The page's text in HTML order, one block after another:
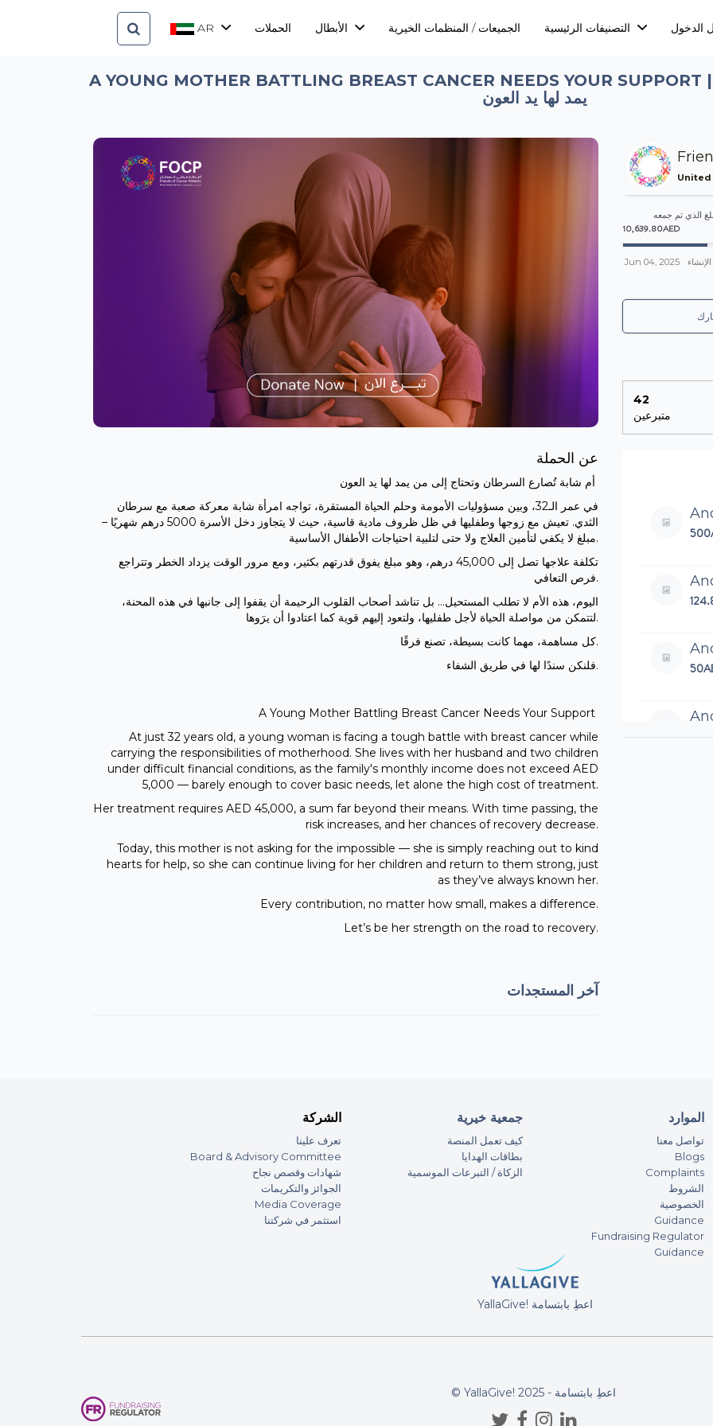
AR الحملات الجميعات / المنظمات الخيرية الدخول
A YOUNG MOTHER BATTLING BREAST CANCER NEEDS YOUR SUPPORT | أم شابة تُصارع السرطان وتحتاج إلى من
يمد لها يد العون
عن الحملة
في عمر الـ32، وبين مسؤوليات الأمومة وحلم الحياة المستقرة، تواجه امرأة شابة معركة صعبة مع سرطان
الثدي. تعيش مع زوجها وطفليها في ظل ظروف مادية قاسية، حيث لا يتجاوز دخل الأسرة 5000 درهم شهريًا –
مبلغ لا يكفي لتأمين العلاج ولا حتى لتلبية احتياجات الأطفال الأساسية.
تكلفة علاجها تصل إلى 45,000 درهم، وهو مبلغ يفوق قدرتهم بكثير، ومع مرور الوقت يزداد الخطر وتتراجع
فرص التعافي.
اليوم، هذه الأم لا تطلب المستحيل... بل تناشد أصحاب القلوب الرحيمة أن يقفوا إلى جانبها في هذه المحنة،
لتتمكن من مواصلة الحياة لأجل طفليها، ولتعود إليهم قوية كما اعتادوا أن يرَوها.
كل مساهمة، مهما كانت بسيطة، تصنع فرقًا.
فلنكن سندًا لها في طريق الشفاء.
A Young Mother Battling Breast Cancer Needs Your Support
At just 32 years old, a young woman is facing a tough battle with breast cancer while
carrying the responsibilities of motherhood. She lives with her husband and two children
under difficult financial conditions, as the family's monthly income does not exceed AED
5,000 — barely enough to cover basic needs, let alone the high cost of treatment.
Her treatment requires AED 45,000, a sum far beyond their means. With time passing, the
risk increases, and her chances of recovery decrease.
Today, this mother is not asking for the impossible — she is simply reaching out to kind
hearts for help, so she can continue living for her children and return to them strong, just
as they’ve always known her.
Every contribution, no matter how small, makes a difference.
Let’s be her strength on the road to recovery.
آخر المستجدات
United
الذي تم جمعه
10,639.80AED
Jun 04, 2025
42
متبرعين
الشركة
تعرف علينا
Board & Advisory Committee
شهادات وقصص نجاح
الجوائز والتكريمات
Media Coverage
استثمر في شركتنا
جمعية خيرية
كيف تعمل المنصة
بطاقات الهدايا
الزكاة / التبرعات الموسمية
الموارد
تواصل معنا
Blogs
Complaints
الشروط
الخصوصية
Guidance
Fundraising Regulator
Guidance
YallaGive! اعطِ بابتسامة
© YallaGive! اعطِ بابتسامة - 2025